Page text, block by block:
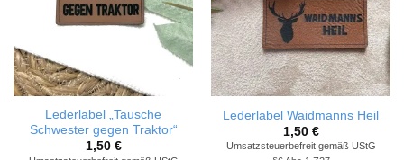
Lederlabel „Tausche
Schwester gegen Traktor“
1,50 €
Lederlabel Waidmanns Heil
1,50 €
Umsatzsteuerbefreit gemäß UStG